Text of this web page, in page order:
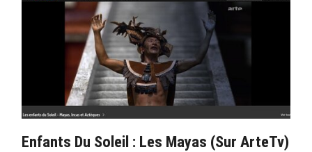
Enfants Du Soleil : Les Mayas (sur ArteTv)